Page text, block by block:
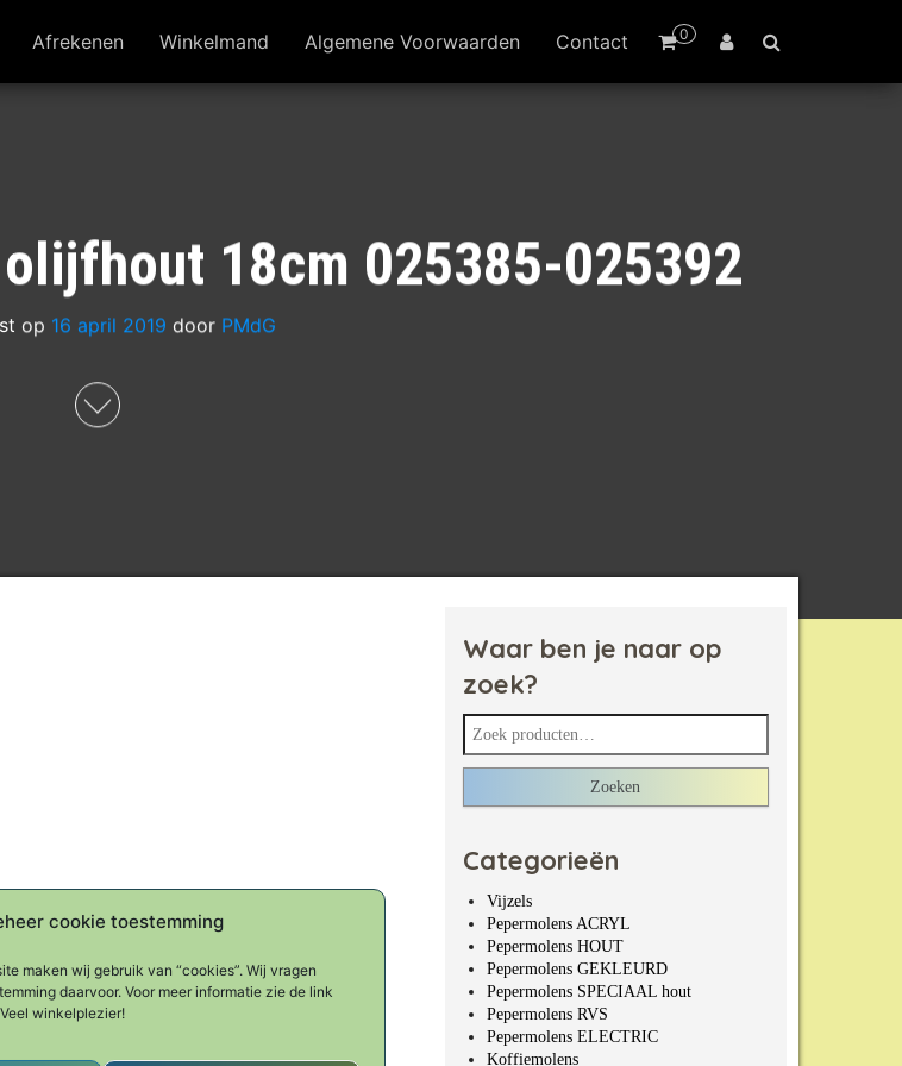
cookie toestemming
maken wij gebruik van “cookies”. Wij vragen
daarvoor. Voor meer informatie zie de link
winkelplezier!
0
Afrekenen Winkelmand Algemene Voorwaarden Contact
18cm 025385-025392
op 16 april 2019 door PMdG
Waar ben je naar op
zoek?
Zoeken naar:
Zoeken
Categorieën
Vijzels
Pepermolens ACRYL
Pepermolens HOUT
Pepermolens GEKLEURD
Pepermolens SPECIAAL hout
Pepermolens RVS
Pepermolens ELECTRIC
Koffiemolens